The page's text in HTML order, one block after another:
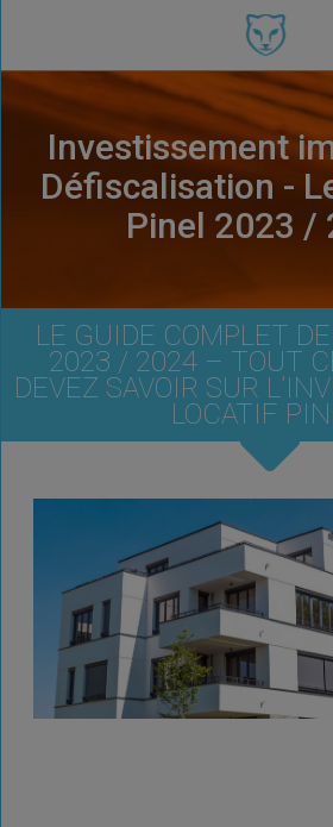
Investissement
Défiscalisation -
Pinel 2023 /
LE GUIDE COMPLET
2023 / 2024 – TOUT
DEVEZ SAVOIR SUR
LOCATIF